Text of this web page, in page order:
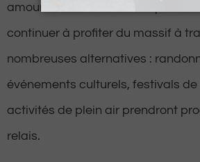
amoureux de nature et de plein
continuer à profiter du massif à
nombreuses alternatives :
événements culturels, festivals
activités de plein air prendront
relais.